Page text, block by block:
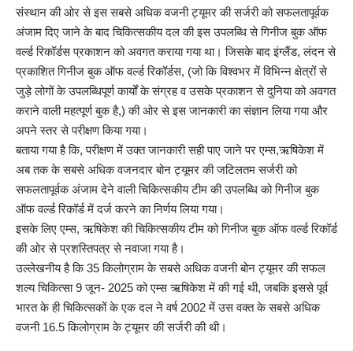
संस्थान की ओर से इस सबसे अधिक वजनी ट्यूमर की सर्जरी को सफलतापूर्वक
अंजाम दिए जाने के बाद चिकित्सकीय दल की इस उपलब्धि से गिनीज बुक ऑफ
वर्ल्ड रिकॉर्डस प्रकाशन को अवगत कराया गया था। जिसके बाद इंग्लैंड, लंदन से
प्रकाशित गिनीज बुक ऑफ वर्ल्ड रिकॉर्डस, (जो कि विश्वभर में विभिन्न क्षेत्रों से
जुड़े लोगों के उपलब्धिपूर्ण कार्यों के संग्रह व उसके प्रकाशन से दुनिया को अवगत
कराने वाली महत्पूर्ण बुक है,) की ओर से इस जानकारी का संज्ञान लिया गया और
अपने स्तर से परीक्षण किया गया।
बताया गया है कि, परीक्षण में उक्त जानकारी सही पाए जाने पर एम्स,ऋषिकेश में
अब तक के सबसे अधिक वजनदार बोन ट्यूमर की जटिलतम सर्जरी को
सफलतापूर्वक अंजाम देने वाली चिकित्सकीय टीम की उपलब्धि को गिनीज बुक
ऑफ वर्ल्ड रिकॉर्ड में दर्ज करने का निर्णय लिया गया।
इसके लिए एम्स, ऋषिकेश की चिकित्सकीय टीम को गिनीज बुक ऑफ वर्ल्ड रिकॉर्ड
की ओर से प्रशस्तिपत्र से नवाजा गया है।
उल्लेखनीय है कि 35 किलोग्राम के सबसे अधिक वजनी बोन ट्यूमर की सफल
शल्य चिकित्सा 9 जून- 2025 को एम्स ऋषिकेश में की गई थी, जबकि इससे पूर्व
भारत के ही चिकित्सकों के एक दल ने वर्ष 2002 में उस वक्त के सबसे अधिक
वजनी 16.5 किलोग्राम के ट्यूमर की सर्जरी की थी।